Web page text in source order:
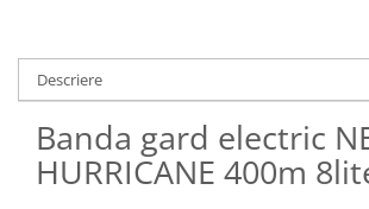
Derulator Fir Gard electric
Diferite accesorii Gard Electric
Plasă Gard Electric
Poartă Gard Electric
Descriere
Banda gard electric
HURRICANE 400m